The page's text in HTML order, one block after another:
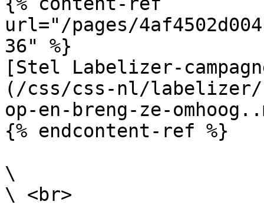
url="/pages/
36" %}
[Stel Labelizer-
(/css/css-nl/labelizer/
op-en-breng-ze-
{% endcontent-ref %}
\
\ <br>